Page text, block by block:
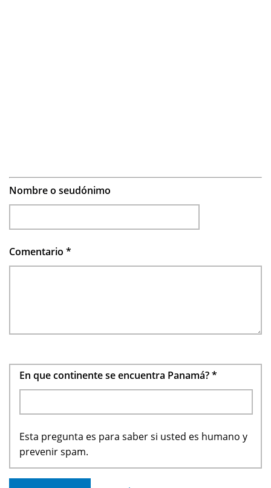
Nombre o seudónimo
Comentario *
En que continente se encuentra Panamá?*
Esta pregunta es para saber si usted es humano y
prevenir spam.